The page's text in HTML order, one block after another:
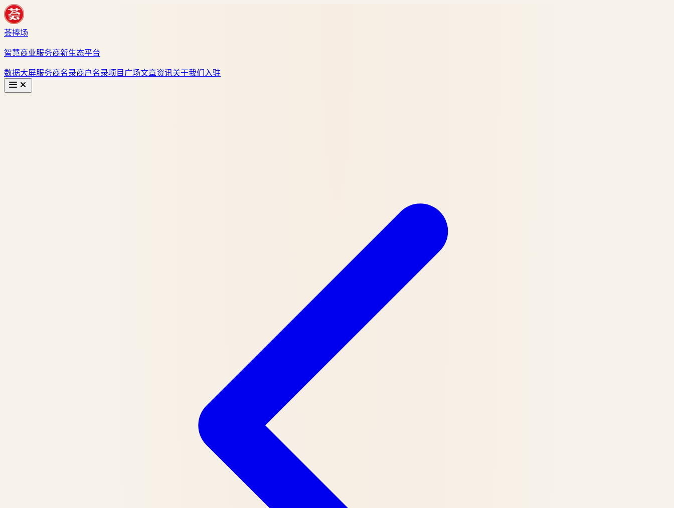
荟捧场
智慧商业服务商新生态平台
数据大屏服务商名录商户名录项目广场文章资讯关于我们 入驻